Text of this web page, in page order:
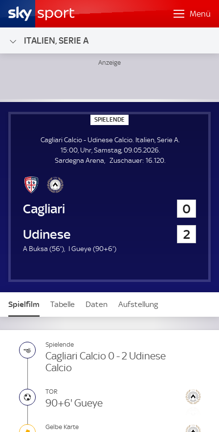
Menü
ITALIEN, SERIE A
SPIELENDE
P
E
L
E
N
Cagliari Calcio - Udinese Calcio. Italien, Serie A.
15:00, Uhr, Samstag, 09.05.2026.
Sardegna Arena
Zuschauer: Z
16.120.
Cagliari Calcio
0
Udinese Calcio
2
A Buksa (56'5
u
t
) I Gueye (90+6'9
t
)
Spielfilm Tabelle Daten Aufstellung
Spielende
Cagliari Calcio 0 - 2 Udinese
Calcio
TOR
90+6' Gueye
Gelbe Karte